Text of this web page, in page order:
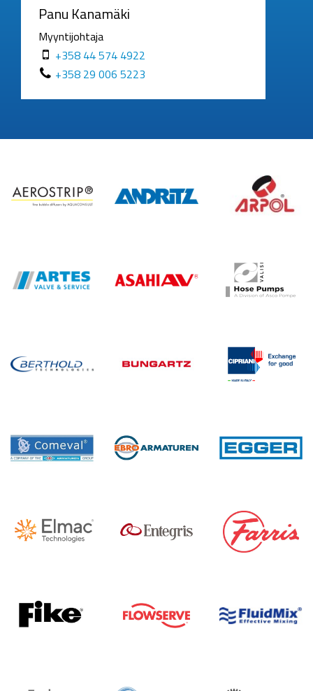
Panu Kanamäki
Myyntijohtaja
+358 44 574 4922
+358 29 006 5223